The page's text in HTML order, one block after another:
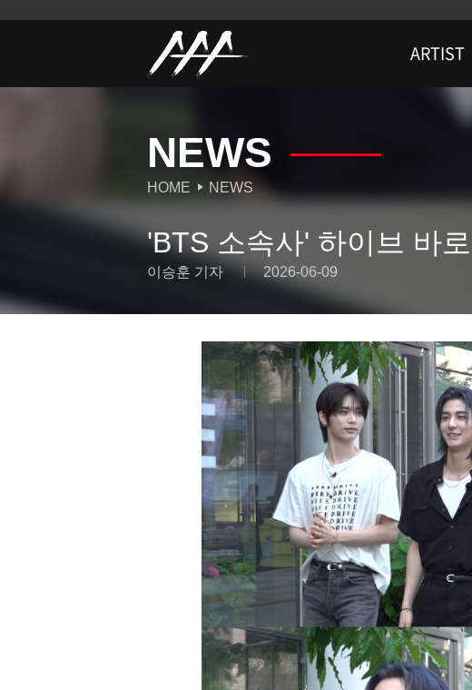
ARTIST
NEWS
HOME NEWS
'BTS 소속사' 하이브 바
이승훈 기자 2026-06-09